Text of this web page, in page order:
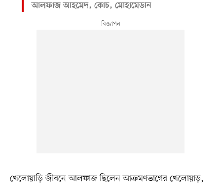
আলফাজ আহমেদ, কোচ, মোহামেডান
খেলোয়াড়ি জীবনে আলফাজ ছিলেন আক্রমণভাগের খেলোয়াড়,